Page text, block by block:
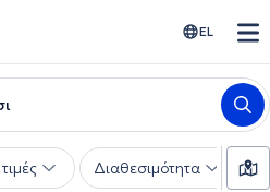
EL
Διαθεσιμότητα